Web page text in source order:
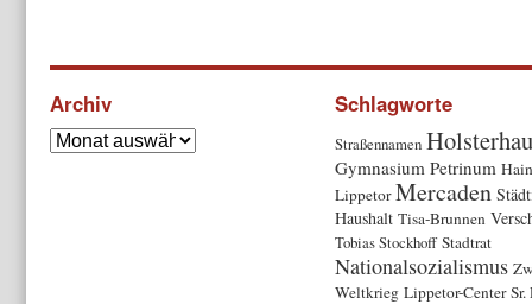
Archiv Schlagworte
Straßennamen
Gymnasium Petrinum
Lippetor Mercaden
Haushalt Tisa-Brunnen
Tobias Stockhoff Stadtrat
Nationalsozialismus
Weltkrieg Lippetor-Center Sr.